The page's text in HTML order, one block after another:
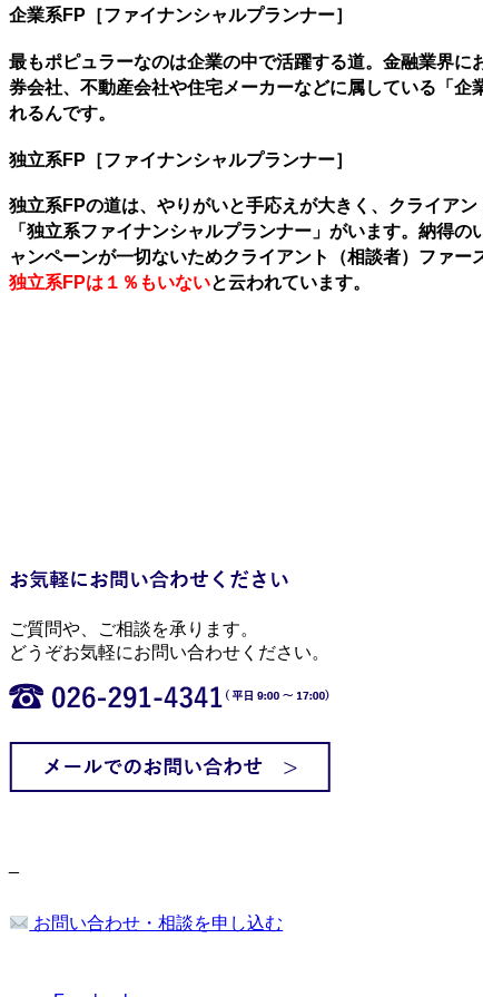
企業系FP［ファイナンシャルプランナー］
最もポピュラーなのは企業の中で活躍する道。金融業界
券会社、不動産会社や住宅メーカーなどに属している「
れるんです。
独立系FP［ファイナンシャルプランナー］
独立系FPの道は、やりがいと手応えが大きく、クライア
「独立系ファイナンシャルプランナー」がいます。納得
ャンペーンが一切ないためクライアント（相談者）ファ
独立系FPは１％もいないと云われています。
ご質問や、ご相談を承ります。
どうぞお気軽にお問い合わせください。
お問い合わせ・相談を申し込む